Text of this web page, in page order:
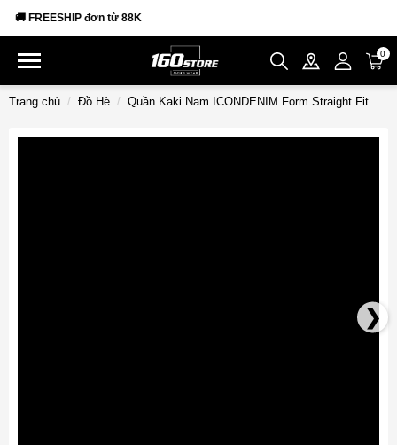
🚚 FREESHIP đơn từ 88K
0
Trang chủ Đồ Hè Quần Kaki Nam ICONDENIM Form Straight Fit